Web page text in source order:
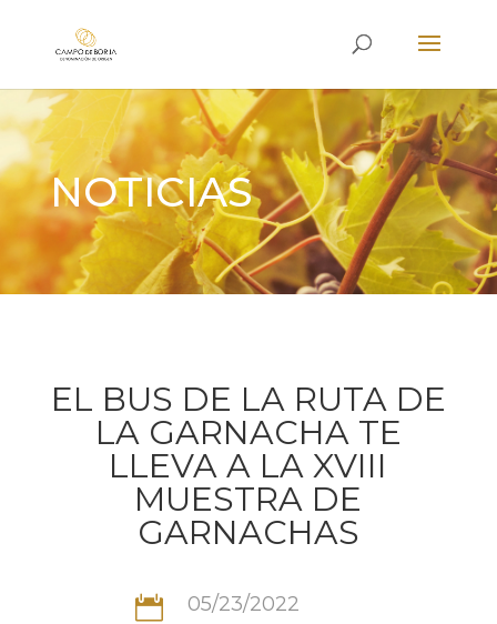
NOTICIAS
EL BUS DE LA RUTA DE
LA GARNACHA TE
LLEVA A LA XVIII
MUESTRA DE
GARNACHAS
 05/23/2022